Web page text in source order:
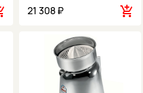
21 308 ₽